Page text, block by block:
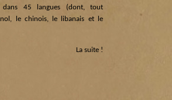
dans 45 langues (dont, tout
le chinois, le libanais et le
La suite !